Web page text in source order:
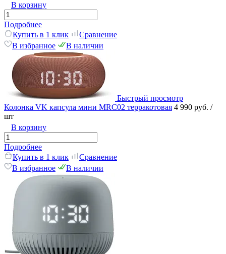
В корзину
Подробнее
Купить в 1 клик
Сравнение
В избранное
В наличии
Быстрый просмотр
Колонка VK капсула мини MRC02 терракотовая 4 990 руб. /
шт
В корзину
Подробнее
Купить в 1 клик
Сравнение
В избранное
В наличии